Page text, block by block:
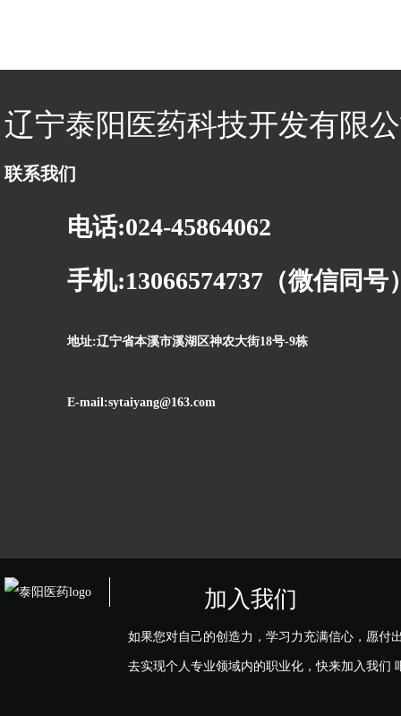
辽宁泰阳医药科技开发有限
联系我们
电话:024-45864062
手机:13066574737（微信同号
地址:辽宁省本溪市溪湖区神农大街18号-9栋
E-mail:sytaiyang@163.com
加入我们
如果您对自己的创造力，学习力充满信心，愿付
去实现个人专业领域内的职业化，快来加入我们